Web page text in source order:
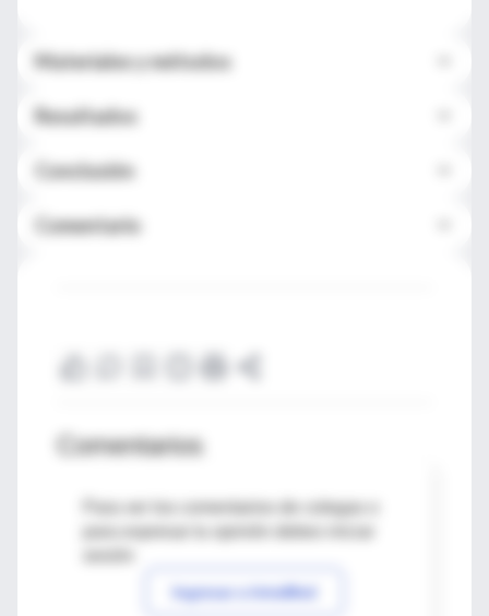
Materiales y métodos
Resultados
Conclusión
Comentario
Comentarios
Para ver los comentarios de colegas o
Ingresar a IntraMed